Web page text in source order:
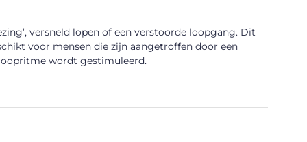
versneld lopen of een verstoorde loopgang. Dit
voor mensen die zijn aangetroffen door een
wordt gestimuleerd.